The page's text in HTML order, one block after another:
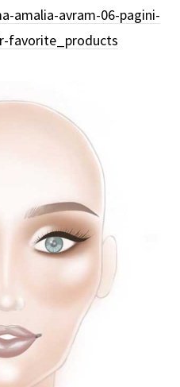
amalia-avram-06-pagini-
favorite_products